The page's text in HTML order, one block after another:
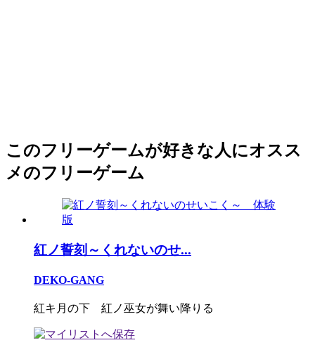
このフリーゲームが好きな人にオスス
メのフリーゲーム
紅ノ誓刻～くれないのせ...
DEKO-GANG
紅キ月の下 紅ノ巫女が舞い降りる